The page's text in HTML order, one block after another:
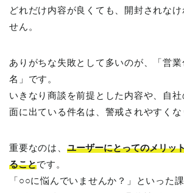
どれだけ内容が良くても、開封されな
せん。
ありがちな失敗として多いのが、「営
名」です。
いきなり商談を前提とした内容や、自
面に出ている件名は、警戒されやすくな
重要なのは、 ユーザーにとってのメリッ
ることです。
「○○に悩んでいませんか？」といった